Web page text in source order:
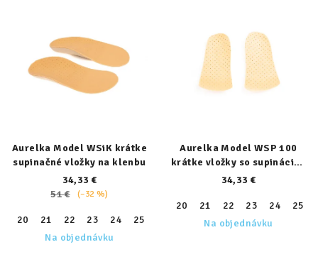
Aurelka Model WSiK krátke
supinačné vložky na klenbu
34,33 €
51 €
(–32 %)
20 21 22 23 24 25 28 29 30
Na objednávku
Aurelka Model WSP 100
krátke vložky so supináciou
päty
34,33 €
20 21 22 23 24 25
Na objednávku